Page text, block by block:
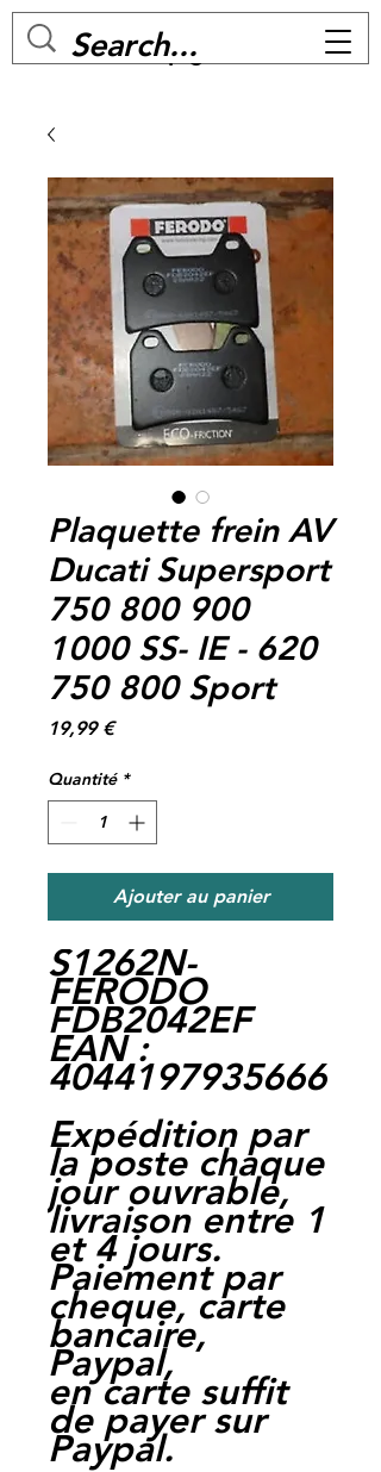
MC BIKE Perpignan
Plaquette frein AV
Ducati Supersport
750 800 900
1000 SS- IE - 620
750 800 Sport
19,99 €Prix
Quantité *
Ajouter au panier
S1262N-
FERODO
FDB2042EF
EAN :
4044197935666
Expédition par
la poste chaque
jour ouvrable,
livraison entre 1
et 4 jours.
Paiement par
cheque, carte
bancaire,
Paypal,
en carte suffit
de payer sur
Paypal.